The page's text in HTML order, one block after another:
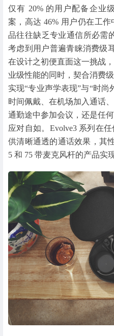
仅有 20% 的用户配备企业
案，高达 46% 用户仍在工
品往往缺乏专业通信所必需
考虑到用户普遍青睐消费级
在设计之初便直面这一挑战
业级性能的同时，契合消费
实现“专业声学表现”与“时
时间佩戴、在机场加入通话
通勤途中参加会议，还是任
应对自如。Evolve3 系列在
供清晰通透的通话效果，其
5 和 75 带麦克风杆的产品实